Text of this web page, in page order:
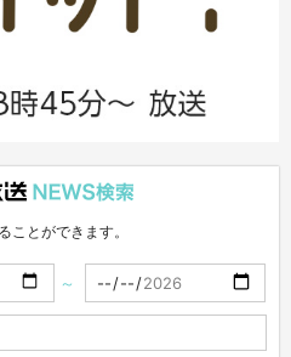
ことができます。
～